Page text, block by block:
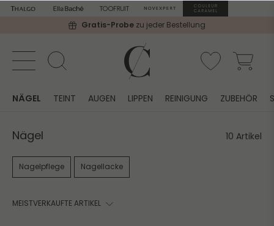
Gratis-Probe zu jeder Bestellung
TEINT AUGEN LIPPEN REINIGUNG
NÄGEL ZUBEHÖR
Nägel 10 Artikel
Nagelpflege Nagellacke